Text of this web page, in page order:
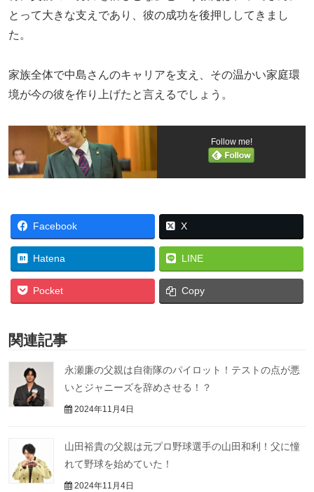
とって大きな支えであり、彼の成功を後押ししてきまし
た。
家族全体で中島さんのキャリアを支え、その温かい家庭環
境が今の彼を作り上げたと言えるでしょう。
Follow me!
Facebook X
Hatena LINE
Pocket Copy
関連記事
永瀬廉の父親は自衛隊のパイロット！テストの点が悪
いとジャニーズを辞めさせる！？
2024年11月4日
山田裕貴の父親は元プロ野球選手の山田和利！父に憧
れて野球を始めていた！
2024年11月4日